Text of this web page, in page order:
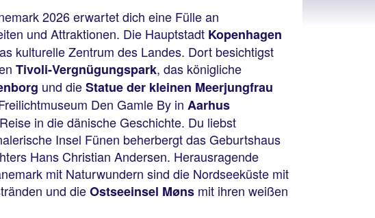
2026 erwartet dich eine Fülle an
und Attraktionen. Die Hauptstadt Kopenhagen
kulturelle Zentrum des Landes. Dort besichtigst
Tivoli-Vergnügungspark, das königliche
und dieStatue der kleinen Meerjungfrau
Den Gamle By in Aarhus
in die dänische Geschichte. Du liebst
Insel Fünen beherbergt das Geburtshaus
Hans Christian Andersen. Herausragende
mit Naturwundern sind die Nordseeküste mit
und dieOstseeinsel Møns mit ihren weißen